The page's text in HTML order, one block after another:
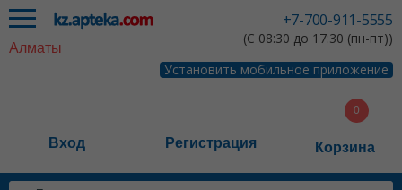
+7-700-911-5555
(С 08:30 до 17:30 (пн-пт))
Установить мобильное приложение
Алматы
Вход Регистрация Корзина